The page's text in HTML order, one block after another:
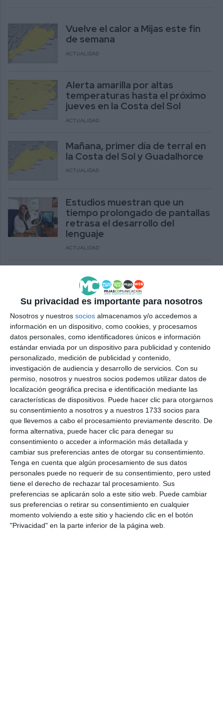
Su privacidad es importante para nosotros
Nosotros y nuestros socios almacenamos y/o accedemos a
información en un dispositivo, como cookies, y procesamos
datos personales, como identificadores únicos e información
estándar enviada por un dispositivo para publicidad y contenido
personalizado, medición de publicidad y contenido,
investigación de audiencia y desarrollo de servicios. Con su
permiso, nosotros y nuestros socios podemos utilizar datos de
localización geográfica precisa e identificación mediante las
características de dispositivos. Puede hacer clic para otorgarnos
su consentimiento a nosotros y a nuestros 1733 socios para
que llevemos a cabo el procesamiento previamente descrito. De
forma alternativa, puede hacer clic para denegar su
consentimiento o acceder a información más detallada y
cambiar sus preferencias antes de otorgar su consentimiento.
Tenga en cuenta que algún procesamiento de sus datos
personales puede no requerir de su consentimiento, pero usted
tiene el derecho de rechazar tal procesamiento. Sus
preferencias se aplicarán solo a este sitio web. Puede cambiar
sus preferencias o retirar su consentimiento en cualquier
momento volviendo a este sitio y haciendo clic en el botón
"Privacidad" en la parte inferior de la página web.
Vuelve el calor a Mijas este fin
de semana
ACTUALIDAD
Alerta amarilla por altas
temperaturas hasta el próximo
jueves en la Costa del Sol
ACTUALIDAD
Mañana, primer día de terral en
la Costa del Sol y Guadalhorce
ACTUALIDAD
Estudios muestran que un
tiempo prolongado de pantallas
retrasa el desarrollo del
lenguaje
ACTUALIDAD
convertido en una solución a la
falta de tiempo
La Aemet activa el aviso amarillo
por lluvias y tormentas para
este miércoles
ACTUALIDAD
Tiempo de pasión en Semana
Santa
ACTUALIDAD
El Club Danés de Mijas celebra
en su sede la llegada del buen
tiempo y de la primavera
ACTUALIDAD
La Asociación de Mujeres Mijitas
organiza ‘Tiempo entre
mujeres’